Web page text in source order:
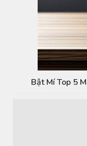
Bật Mí Top 5